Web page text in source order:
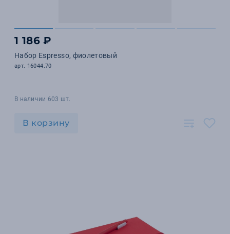
1 186 ₽
Набор Espresso, фиолетовый
арт. 16044.70
В наличии 603 шт.
В корзину